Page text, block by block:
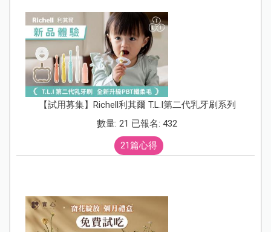
【試用募集】Richell利其爾 T.L.I第二代乳牙刷系列
數量: 21 已報名: 432
21篇心得